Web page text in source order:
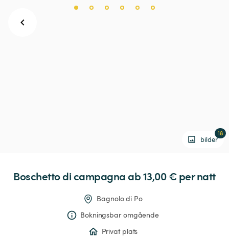
bilder
18
Boschettodicampagna ab 13,00 € per natt
Bagnolo di Po
Bokningsbar omgående
Privat plats